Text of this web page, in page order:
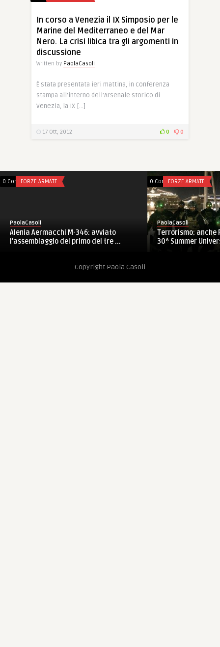
In corso a Venezia il IX Simposio per le
Marine del Mediterraneo e del Mar
Nero. La crisi libica tra gli argomenti in
discussione
Written by PaolaCasoli
È stata presentata ieri mattina, in conferenza
stampa all’interno dell’Arsenale storico di
Venezia, la IX […]
17 Ott, 2012 0 0
0 CommentsFORZE ARMATE
PaolaCasoli
Alenia Aermacchi M-346: avviato
l’assemblaggio del primo dei tre ...
0 CommentsFORZE ARMATE
PaolaCasoli
Terrorismo: anche
30^ Summer
Copyright Paola Casoli